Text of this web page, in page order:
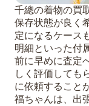
千總の着物の買
保存状態が良く
定になるケース
明細といった付
前に早めに査定
しく評価しても
に依頼すること
福ちゃんは、出